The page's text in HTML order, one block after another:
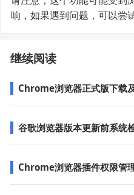
响，如果遇到问题，可以尝
继续阅读
Chrome浏览器正式版下载
谷歌浏览器版本更新前系统
Chrome浏览器插件权限管